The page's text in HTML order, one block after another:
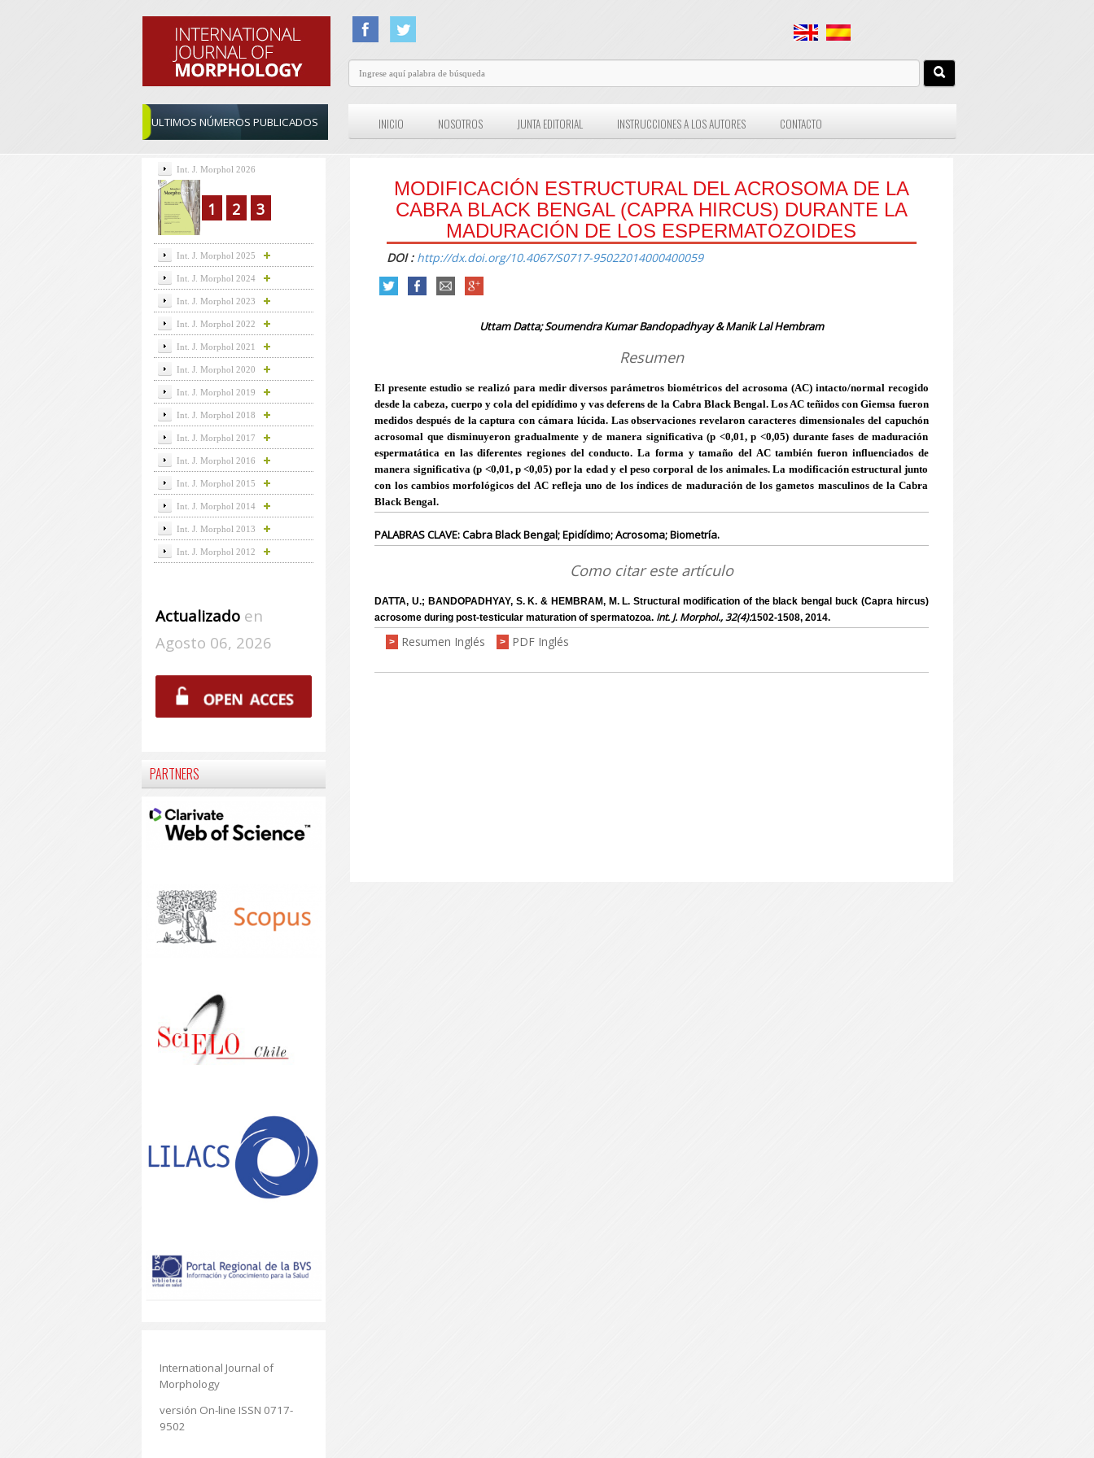
ULTIMOS NÚMEROS PUBLICADOS INICIO NOSOTROS JUNTA EDITORIAL INSTRUCCIONES A LOS AUTORES CONTACTO
MODIFICACIÓN ESTRUCTURAL DEL ACROSOMA DE LA
CABRA BLACK BENGAL (CAPRA HIRCUS) DURANTE LA
MADURACIÓN DE LOS ESPERMATOZOIDES
DOI : http://dx.doi.org/10.4067/S0717-95022014000400059
Uttam Datta; Soumendra Kumar Bandopadhyay & Manik Lal Hembram
Resumen
El presente estudio se realizó para medir diversos parámetros biométricos del acrosoma (AC) intacto/normal recogido
desde la cabeza, cuerpo y cola del epidídimo y vas deferens de la Cabra Black Bengal. Los AC teñidos con Giemsa fueron
medidos después de la captura con cámara lúcida. Las observaciones revelaron caracteres dimensionales del capuchón
acrosomal que disminuyeron gradualmente y de manera significativa (p <0,01, p <0,05) durante fases de maduración
espermatática en las diferentes regiones del conducto. La forma y tamaño del AC también fueron influenciados de
manera significativa (p <0,01, p <0,05) por la edad y el peso corporal de los animales. La modificación estructural junto
con los cambios morfológicos del AC refleja uno de los índices de maduración de los gametos masculinos de la Cabra
Black Bengal.
PALABRAS CLAVE: Cabra Black Bengal; Epidídimo; Acrosoma; Biometría.
Como citar este artículo
DATTA, U.; BANDOPADHYAY, S. K. & HEMBRAM, M. L. Structural modification of the black bengal buck (Capra hircus)
acrosome during post-testicular maturation of spermatozoa. Int. J. Morphol., 32(4):1502-1508, 2014.
> Resumen Inglés > PDF Inglés
Int. J. Morphol 2026
1 2 3
Int. J. Morphol 2025
Int. J. Morphol 2024
Int. J. Morphol 2023
Int. J. Morphol 2022
Int. J. Morphol 2021
Int. J. Morphol 2020
Int. J. Morphol 2019
Int. J. Morphol 2018
Int. J. Morphol 2017
Int. J. Morphol 2016
Int. J. Morphol 2015
Int. J. Morphol 2014
Int. J. Morphol 2013
Int. J. Morphol 2012
Actualizadoen
Agosto 06, 2026
PARTNERS
International Journal of
Morphology
versión On-line ISSN 0717-
9502